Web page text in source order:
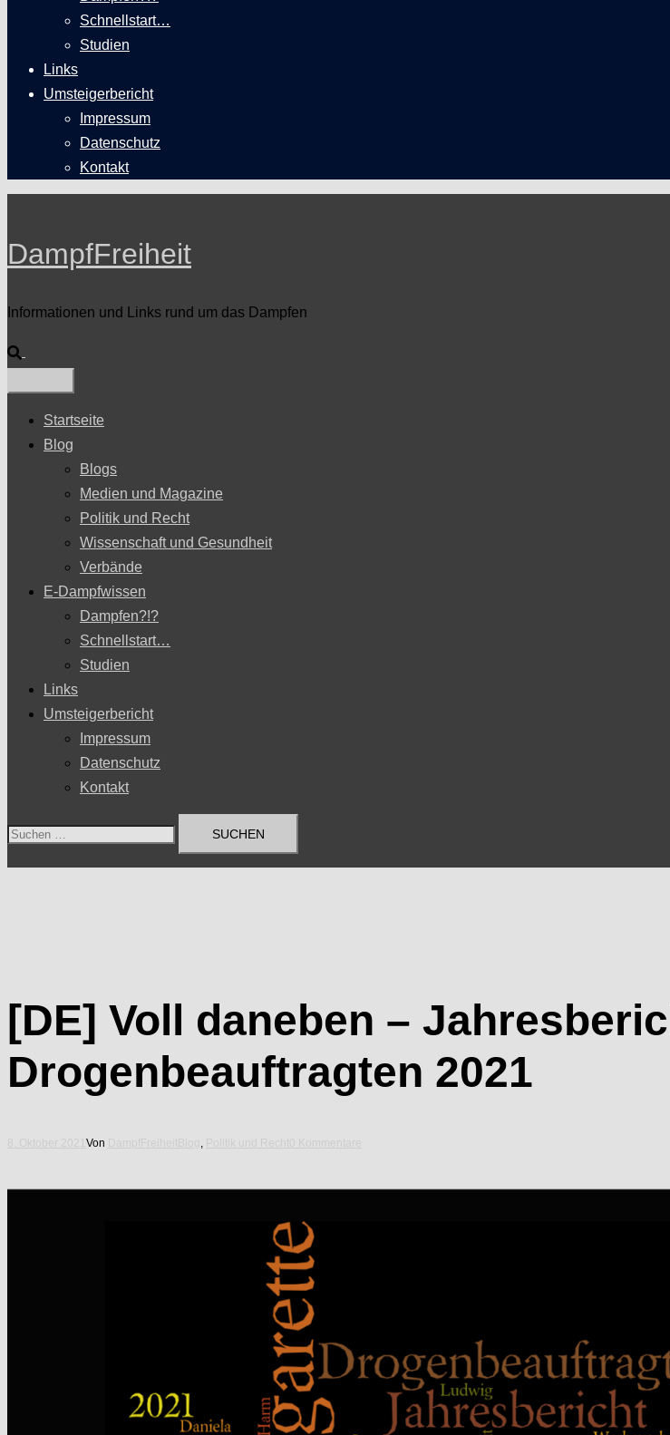
Schnellstart…
Studien
Links
Umsteigerbericht
Impressum
Datenschutz
Kontakt
DampfFreiheit
Informationen und Links rund um das Dampfen
Suche
Startseite
Blog
Blogs
Medien und Magazine
Politik und Recht
Wissenschaft und Gesundheit
Verbände
E-Dampfwissen
Dampfen?!?
Schnellstart…
Studien
Links
Umsteigerbericht
Impressum
Datenschutz
Kontakt
Suchen
[DE] Voll daneben –
Drogenbeauftragten 2021
Von